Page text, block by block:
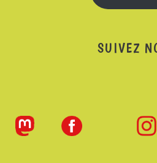
SUIVEZ